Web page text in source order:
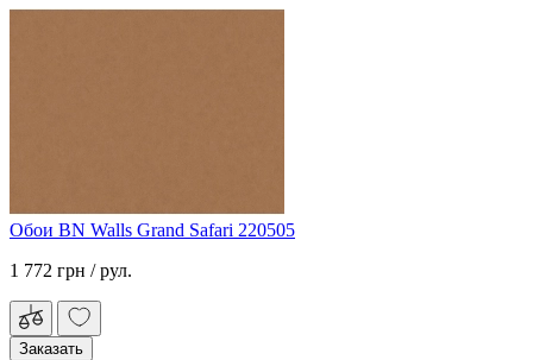
Обои BN Walls Grand Safari 220505
1 772 грн / рул.
Заказать